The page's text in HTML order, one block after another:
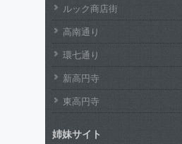
ルック商店街
高南通り
環七通り
新高円寺
東高円寺
姉妹サイト